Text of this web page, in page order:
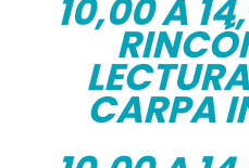
10,00 A
CARPA